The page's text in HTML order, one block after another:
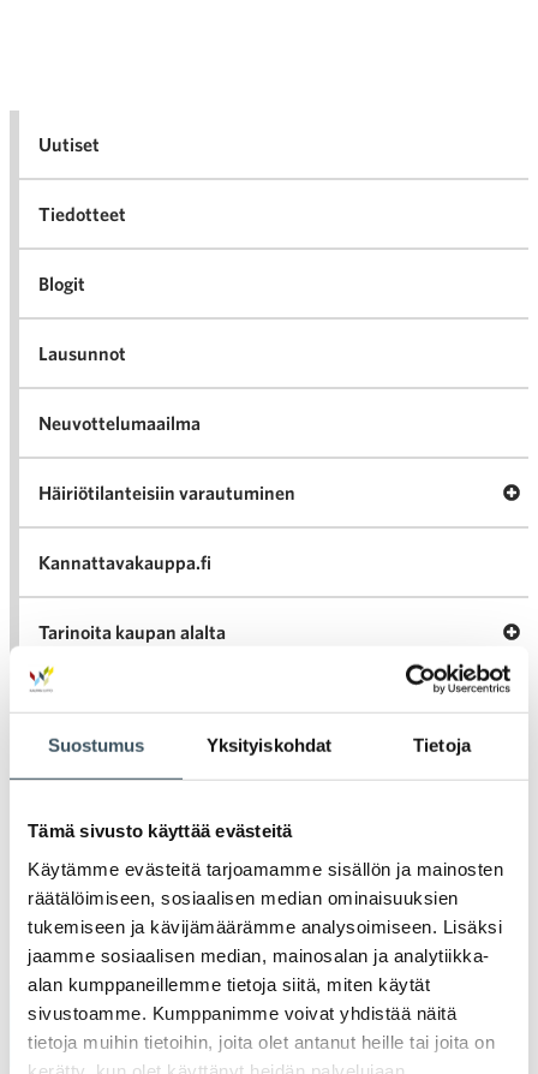
Suostumus Yksityiskohdat Tietoja
Tämä sivusto käyttää evästeitä
Käytämme evästeitä tarjoamamme sisällön ja mainosten
räätälöimiseen, sosiaalisen median ominaisuuksien
tukemiseen ja kävijämäärämme analysoimiseen. Lisäksi
jaamme sosiaalisen median, mainosalan ja analytiikka-
alan kumppaneillemme tietoja siitä, miten käytät
sivustoamme. Kumppanimme voivat yhdistää näitä
tietoja muihin tietoihin, joita olet antanut heille tai joita on
Uutiset
Tiedotteet
Blogit
Lausunnot
Neuvottelumaailma
Häiriötilanteisiin varautuminen
Kannattavakauppa.fi
Tarinoita kaupan alalta
Medialle
Seuraa toimintaamme
Arkistot